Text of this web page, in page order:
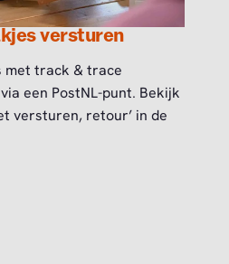
versturen
met track & trace
een PostNL-punt. Bekijk
versturen, retour’ in de